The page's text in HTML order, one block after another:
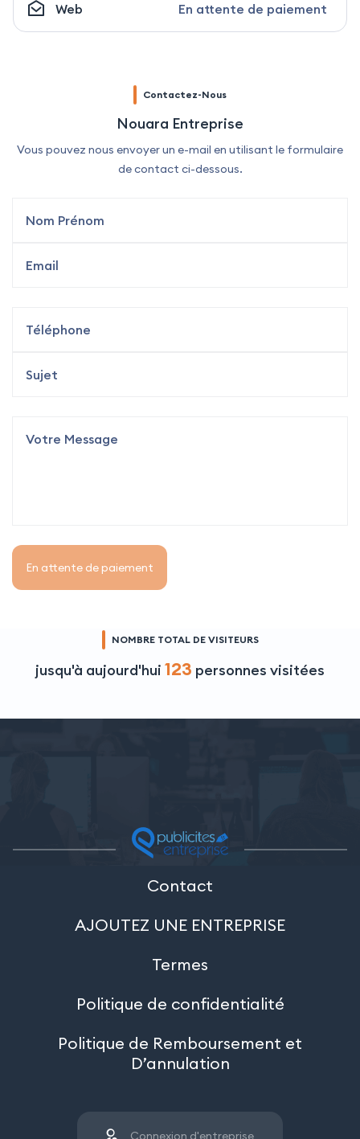
Web En attente de paiement
Contactez-Nous
Nouara Entreprise
Vous pouvez nous envoyer un e-mail en utilisant le formulaire
de contact ci-dessous.
En attente de paiement
NOMBRE TOTAL DE VISITEURS
jusqu'à aujourd'hui 123 personnes visitées
Contact
AJOUTEZ UNE ENTREPRISE
Termes
Politique de confidentialité
Politique de Remboursement et
D’annulation
Connexion d'entreprise